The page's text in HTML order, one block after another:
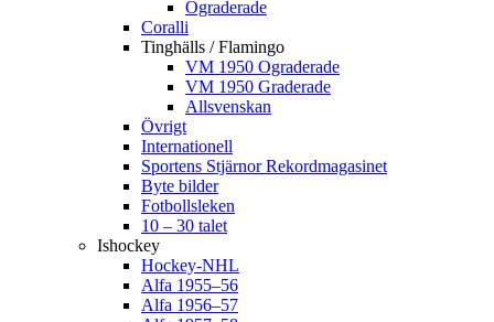
Ograderade
Coralli
Tinghälls / Flamingo
VM 1950 Ograderade
VM 1950 Graderade
Allsvenskan
Övrigt
Internationell
Sportens Stjärnor Rekordmagasinet
Byte bilder
Fotbollsleken
10 – 30 talet
Ishockey
Hockey-NHL
Alfa 1955–56
Alfa 1956–57